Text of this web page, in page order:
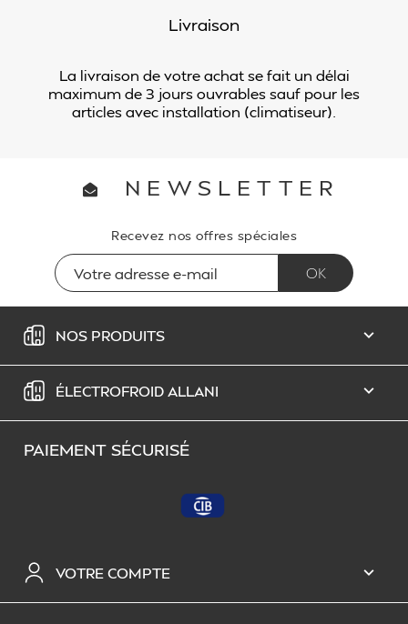
Livraison
La livraison de votre achat se fait un délai
maximum de 3 jours ouvrables sauf pour les
articles avec installation (climatiseur).
NEWSLETTER
Recevez nos offres spéciales
NOS PRODUITS 
ÉLECTROFROID ALLANI 
PAIEMENT SÉCURISÉ
VOTRE COMPTE 